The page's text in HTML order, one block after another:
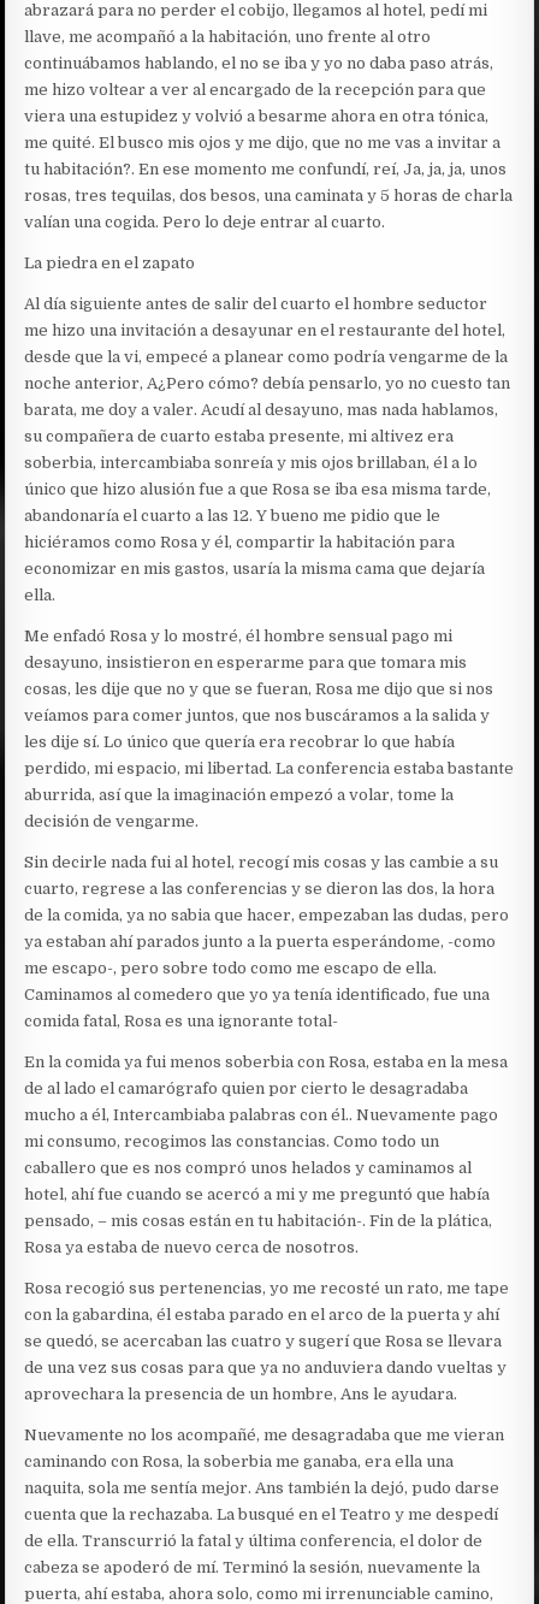
abrazará para no perder el cobijo, llegamos al hotel, pedí mi
llave, me acompañó a la habitación, uno frente al otro
continuábamos hablando, el no se iba y yo no daba paso atrás,
me hizo voltear a ver al encargado de la recepción para que
viera una estupidez y volvió a besarme ahora en otra tónica,
me quité. El busco mis ojos y me dijo, que no me vas a invitar a
tu habitación?. En ese momento me confundí, reí, Ja, ja, ja, unos
rosas, tres tequilas, dos besos, una caminata y 5 horas de charla
valían una cogida. Pero lo deje entrar al cuarto.
La piedra en el zapato
Al día siguiente antes de salir del cuarto el hombre seductor
me hizo una invitación a desayunar en el restaurante del hotel,
desde que la vi, empecé a planear como podría vengarme de la
noche anterior, A¿Pero cómo? debía pensarlo, yo no cuesto tan
barata, me doy a valer. Acudí al desayuno, mas nada hablamos,
su compañera de cuarto estaba presente, mi altivez era
soberbia, intercambiaba sonreía y mis ojos brillaban, él a lo
único que hizo alusión fue a que Rosa se iba esa misma tarde,
abandonaría el cuarto a las 12. Y bueno me pidio que le
hiciéramos como Rosa y él, compartir la habitación para
economizar en mis gastos, usaría la misma cama que dejaría
ella.
Me enfadó Rosa y lo mostré, él hombre sensual pago mi
desayuno, insistieron en esperarme para que tomara mis
cosas, les dije que no y que se fueran, Rosa me dijo que si nos
veíamos para comer juntos, que nos buscáramos a la salida y
les dije sí. Lo único que quería era recobrar lo que había
perdido, mi espacio, mi libertad. La conferencia estaba bastante
aburrida, así que la imaginación empezó a volar, tome la
decisión de vengarme.
Sin decirle nada fui al hotel, recogí mis cosas y las cambie a su
cuarto, regrese a las conferencias y se dieron las dos, la hora
de la comida, ya no sabia que hacer, empezaban las dudas, pero
ya estaban ahí parados junto a la puerta esperándome, -como
me escapo-, pero sobre todo como me escapo de ella.
Caminamos al comedero que yo ya tenía identificado, fue una
comida fatal, Rosa es una ignorante total-
En la comida ya fui menos soberbia con Rosa, estaba en la mesa
de al lado el camarógrafo quien por cierto le desagradaba
mucho a él, Intercambiaba palabras con él.. Nuevamente pago
mi consumo, recogimos las constancias. Como todo un
caballero que es nos compró unos helados y caminamos al
hotel, ahí fue cuando se acercó a mi y me preguntó que había
pensado, – mis cosas están en tu habitación-. Fin de la plática,
Rosa ya estaba de nuevo cerca de nosotros.
Rosa recogió sus pertenencias, yo me recosté un rato, me tape
con la gabardina, él estaba parado en el arco de la puerta y ahí
se quedó, se acercaban las cuatro y sugerí que Rosa se llevara
de una vez sus cosas para que ya no anduviera dando vueltas y
aprovechara la presencia de un hombre, Ans le ayudara.
Nuevamente no los acompañé, me desagradaba que me vieran
caminando con Rosa, la soberbia me ganaba, era ella una
naquita, sola me sentía mejor. Ans también la dejó, pudo darse
cuenta que la rechazaba. La busqué en el Teatro y me despedí
de ella. Transcurrió la fatal y última conferencia, el dolor de
cabeza se apoderó de mí. Terminó la sesión, nuevamente la
puerta, ahí estaba, ahora solo, como mi irrenunciable camino,